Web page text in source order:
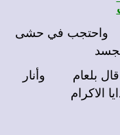
واحتجب في حشى
بلعام وأنار
الاكرام